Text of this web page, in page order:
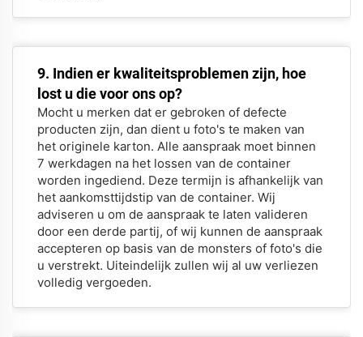
9. Indien er kwaliteitsproblemen zijn, hoe
lost u die voor ons op?
Mocht u merken dat er gebroken of defecte
producten zijn, dan dient u foto's te maken van
het originele karton. Alle aanspraak moet binnen
7 werkdagen na het lossen van de container
worden ingediend. Deze termijn is afhankelijk van
het aankomsttijdstip van de container. Wij
adviseren u om de aanspraak te laten valideren
door een derde partij, of wij kunnen de aanspraak
accepteren op basis van de monsters of foto's die
u verstrekt. Uiteindelijk zullen wij al uw verliezen
volledig vergoeden.